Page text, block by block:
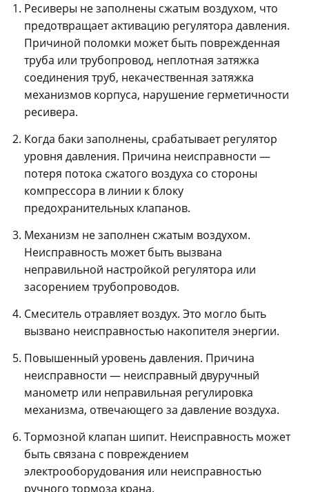
Ресиверы не заполнены сжатым воздухом, что
предотвращает активацию регулятора давления.
Причиной поломки может быть поврежденная
труба или трубопровод, неплотная затяжка
соединения труб, некачественная затяжка
механизмов корпуса, нарушение герметичности
ресивера.
Когда баки заполнены, срабатывает регулятор
уровня давления. Причина неисправности —
потеря потока сжатого воздуха со стороны
компрессора в линии к блоку
предохранительных клапанов.
Механизм не заполнен сжатым воздухом.
Неисправность может быть вызвана
неправильной настройкой регулятора или
засорением трубопроводов.
Смеситель отравляет воздух. Это могло быть
вызвано неисправностью накопителя энергии.
Повышенный уровень давления. Причина
неисправности — неисправный двуручный
манометр или неправильная регулировка
механизма, отвечающего за давление воздуха.
Тормозной клапан шипит. Неисправность может
быть связана с повреждением
электрооборудования или неисправностью
ручного тормоза крана.